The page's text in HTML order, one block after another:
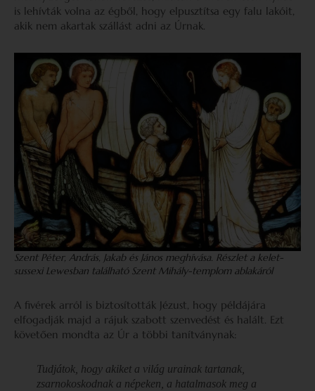
is lehívták volna az égből, hogy elpusztítsa egy falu lakóit,
akik nem akartak szállást adni az Úrnak.
Szent Péter, András, Jakab és János meghívása. Részlet a kelet-
sussexi Lewesban található Szent Mihály-templom ablakáról
A fivérek arról is biztosították Jézust, hogy példájára
elfogadják majd a rájuk szabott szenvedést és halált. Ezt
követően mondta az Úr a többi tanítványnak:
Tudjátok, hogy akiket a világ urainak tartanak,
zsarnokoskodnak a népeken, a hatalmasok meg a